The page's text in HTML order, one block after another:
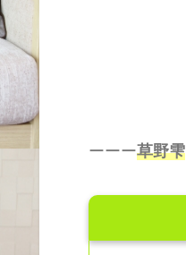
ーーー草野雫